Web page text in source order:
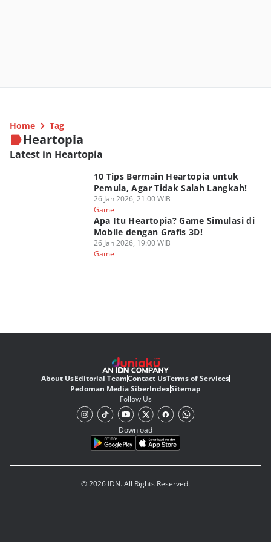
Home Tag
Heartopia
Latest in Heartopia
10 Tips Bermain Heartopia untuk
Pemula, Agar Tidak Salah Langkah!
26 Jan 2026, 21:00 WIB
Game
Apa Itu Heartopia? Game Simulasi di
Mobile dengan Grafis 3D!
26 Jan 2026, 19:00 WIB
Game
About UsEditorial TeamContact UsTerms of Services
Pedoman Media SiberIndexSitemap
Follow Us
Download
© 2026 IDN. All Rights Reserved.